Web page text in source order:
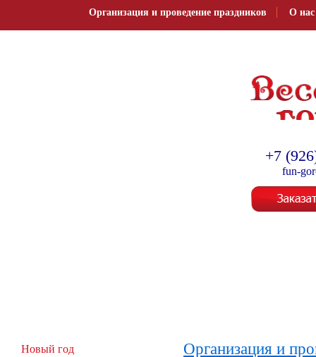
Организация и проведение праздников О нас
+7
fun-
Организация и
Новый год